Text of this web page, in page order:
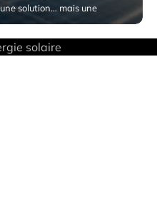
solution… mais une
solaire